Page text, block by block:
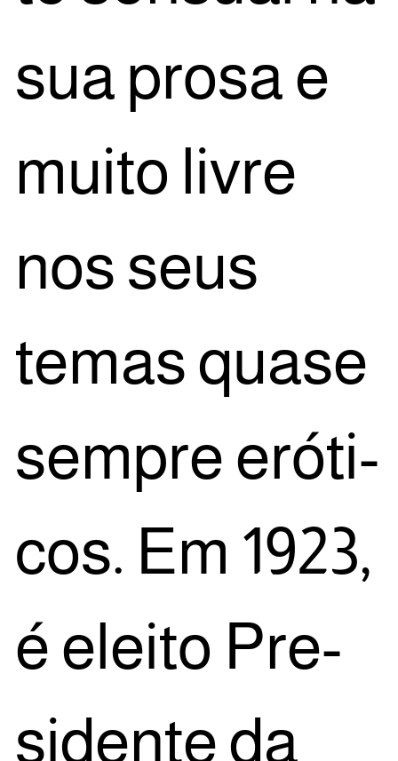
sua pro­sa e
mui­to livre
nos seus
temas qua­se
sem­pre eró­ti­
cos. Em 1923,
é elei­to Pre­
si­den­te da